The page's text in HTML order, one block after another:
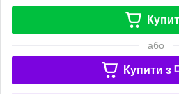
або
Купити з